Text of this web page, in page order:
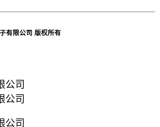
有限公司 版权所有